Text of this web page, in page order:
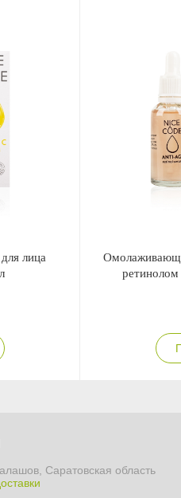
лица
Саратовская область